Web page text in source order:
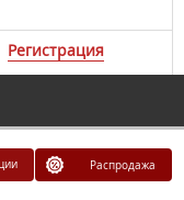
Регистрация
Распродажа